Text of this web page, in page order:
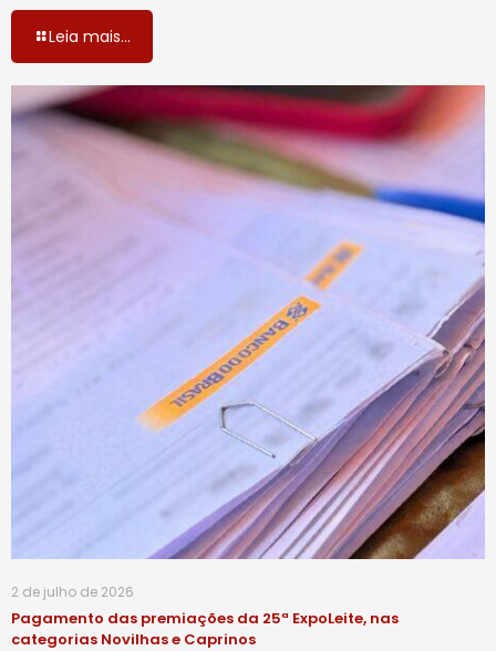
Leia mais...
2 de julho de 2026
Pagamento das premiações da 25ª ExpoLeite, nas
categorias Novilhas e Caprinos